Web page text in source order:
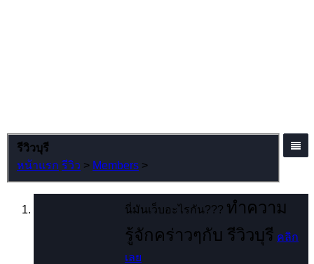
รีวิวบุรี
หน้าแรก รีวิว > Members >
นี่มันเว็บอะไรกัน??? ทำความ
รู้จักคร่าวๆกับ รีวิวบุรี คลิก
เลย